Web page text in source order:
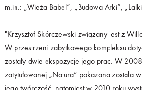
m.in.: „Wieża Babel”, „Budowa Arki”,
"Krzysztof Skórczewski związany jest z
W przestrzeni zabytkowego kompleksu
zostały dwie ekspozycje jego prac. W
zatytułowanej „Natura” pokazana została